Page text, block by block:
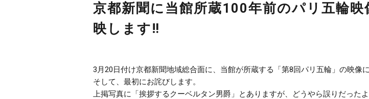
京都新聞に当館所蔵100年前のパリ五輪
映します‼
3月20日付け京都新聞地域総合面に、当館が所蔵する「第8回パリ五輪」の映像
そして、最初にお詫びします。
上掲写真に「挨拶するクーベルタン男爵」とありますが、どうやら誤りだった